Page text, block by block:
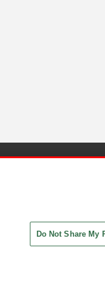
Do Not Share My